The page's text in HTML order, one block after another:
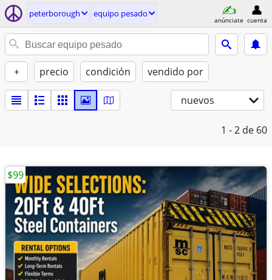
peterborough equipo pesado
anúnciate cuenta
+ precio condición vendido por
nuevos
1 - 2 de 60
$99